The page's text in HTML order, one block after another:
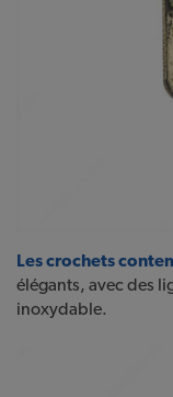
Les crochets
élégants, avec des
inoxydable.